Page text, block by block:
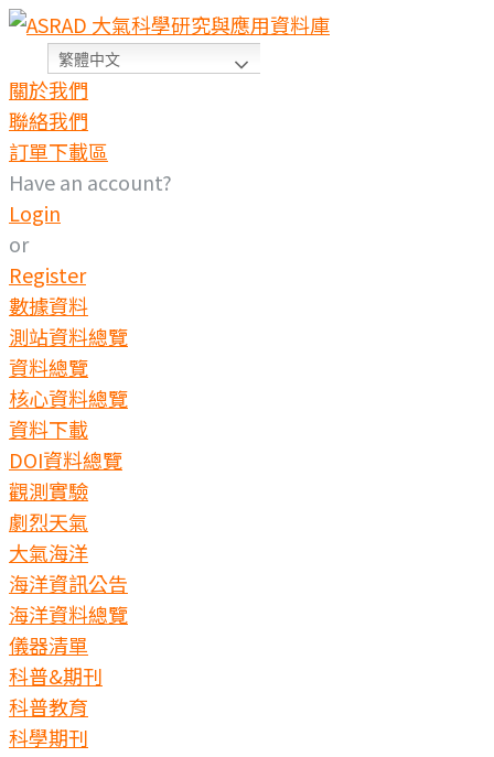
繁體中文
關於我們
聯絡我們
訂單下載區
Have an account?
Login
or
Register
數據資料
測站資料總覽
資料總覽
核心資料總覽
資料下載
DOI資料總覽
觀測實驗
劇烈天氣
大氣海洋
海洋資訊公告
海洋資料總覽
儀器清單
科普&期刊
科普教育
科學期刊